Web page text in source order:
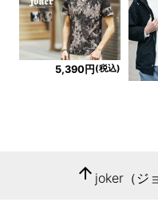
5,390円 (税込)
arrow_upward joker（ジ